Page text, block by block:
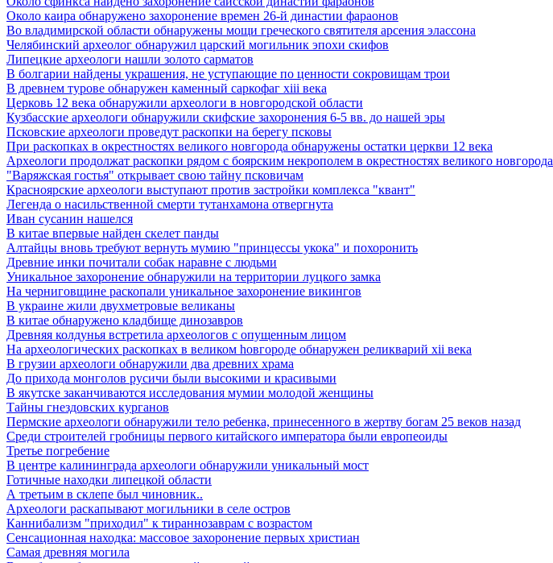
Около каира обнаружено захоронение времен 26-й династии фараонов
Во владимирской области обнаружены мощи греческого святителя арсения элассона
Челябинский археолог обнаружил царский могильник эпохи скифов
Липецкие археологи нашли золото сарматов
В болгарии найдены украшения, не уступающие по ценности сокровищам трои
В древнем турове обнаружен каменный саркофаг xiii века
Церковь 12 века обнаружили археологи в новгородской области
Кузбасские археологи обнаружили скифские захоронения 6-5 вв. до нашей эры
Псковские археологи проведут раскопки на берегу псковы
При раскопках в окрестностях великого новгорода обнаружены остатки церкви 12 века
Археологи продолжат раскопки рядом с боярским некрополем в окрестностях великого новгорода
"Варяжская гостья" открывает свою тайну псковичам
Красноярские археологи выступают против застройки комплекса "квант"
Легенда о насильственной смерти тутанхамона отвергнута
Иван сусанин нашелся
В китае впервые найден скелет панды
Алтайцы вновь требуют вернуть мумию "принцессы укока" и похоронить
Древние инки почитали собак наравне с людьми
Уникальное захоронение обнаружили на территории луцкого замка
На черниговщине раскопали уникальное захоронение викингов
В украине жили двухметровые великаны
В китае обнаружено кладбище динозавров
Древняя колдунья встретила археологов с опущенным лицом
Hа археологических раскопках в великом hовгороде обнаружен реликварий xii века
В грузии археологи обнаружили два древних храма
До прихода монголов русичи были высокими и красивыми
В якутске заканчиваются исследования мумии молодой женщины
Тайны гнездовских курганов
Пермские археологи обнаружили тело ребенка, принесенного в жертву богам 25 веков назад
Среди строителей гробницы первого китайского императора были европеоиды
Третье погребение
В центре калининграда археологи обнаружили уникальный мост
Готичные находки липецкой области
А третьим в склепе был чиновник..
Археологи раскапывают могильники в селе остров
Каннибализм "приходил" к тираннозаврам с возрастом
Сенсационная находка: массовое захоронение первых христиан
Самая древняя могила